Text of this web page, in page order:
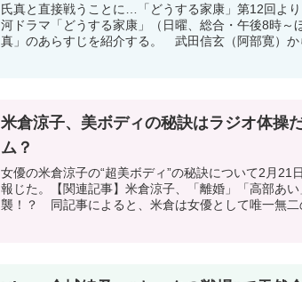
氏真と直接戦うことに…「どうする家康」第12回よ
河ドラマ「どうする家康」（日曜、総合・午後8時～
真」のあらすじを紹介する。 武田信玄（阿部寛）か
米倉涼子、美ボディの秘訣はラジオ体操
ム？
女優の米倉涼子の“超美ボディ”の秘訣について2月
報じた。【関連記事】米倉涼子、「離婚」「高部あ
襲！？ 同記事によると、米倉は女優として唯一無二